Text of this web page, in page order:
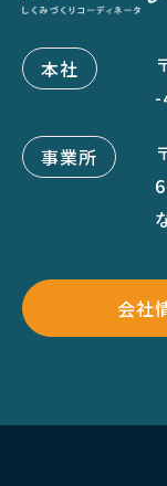
本社
-
事業所
会社